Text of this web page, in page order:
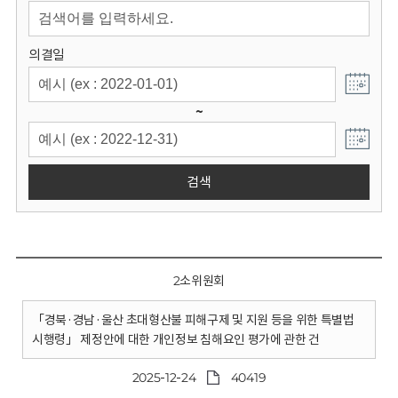
의결일
~
검색
2소위원회
「경북·경남·울산 초대형산불 피해구제 및 지원 등을 위한 특별법
시행령」 제정안에 대한 개인정보 침해요인 평가에 관한 건
2025-12-24 40419